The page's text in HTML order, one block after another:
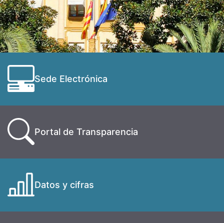
Sede Electrónica
Portal de Transparencia
Datos y cifras